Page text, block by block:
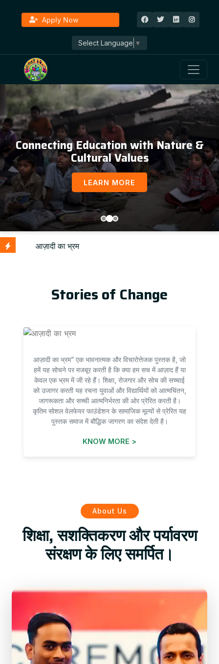
Apply Now
Select Language ▼
Connecting Education with Nature &
Cultural Values
LEARN MORE
Stories of Change
आज़ादी का भ्रम” एक भावनात्मक और विचारोत्तेजक पुस्तक है, जो
हमें यह सोचने पर मजबूर करती है कि क्या हम सच में आज़ाद हैं या
केवल एक भ्रम में जी रहे हैं। शिक्षा, रोजगार और सोच की सच्चाई
को उजागर करती यह रचना युवाओं और विद्यार्थियों को आत्मचिंतन,
जागरूकता और सच्ची आत्मनिर्भरता की ओर प्रेरित करती है।
कृतिम सोशल वेलफेयर फाउंडेशन के सामाजिक मूल्यों से प्रेरित यह
पुस्तक समाज में बौद्धिक जागरण का संदेश देती है।
KNOW MORE >
About Us
शिक्षा, सशक्तिकरण और पर्यावरण
संरक्षण के लिए समर्पित।